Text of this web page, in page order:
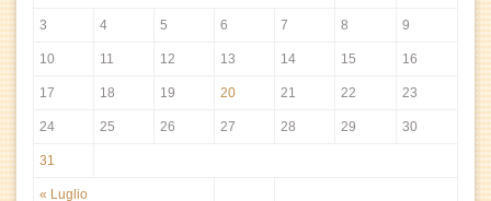
« Luglio
3 4 5 6 7 8 9
10 11 12 13 14 15 16
17 18 19 20 21 22 23
24 25 26 27 28 29 30
31